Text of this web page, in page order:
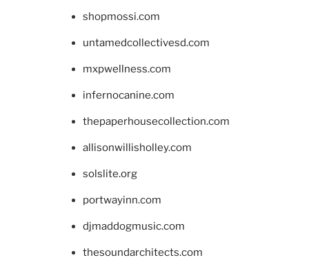
shopmossi.com
untamedcollectivesd.com
mxpwellness.com
infernocanine.com
thepaperhousecollection.com
allisonwillisholley.com
solslite.org
portwayinn.com
djmaddogmusic.com
thesoundarchitects.com